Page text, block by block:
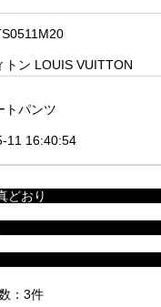
トン LOUIS VUITTON
トパンツ
11 16:40:54
：3件